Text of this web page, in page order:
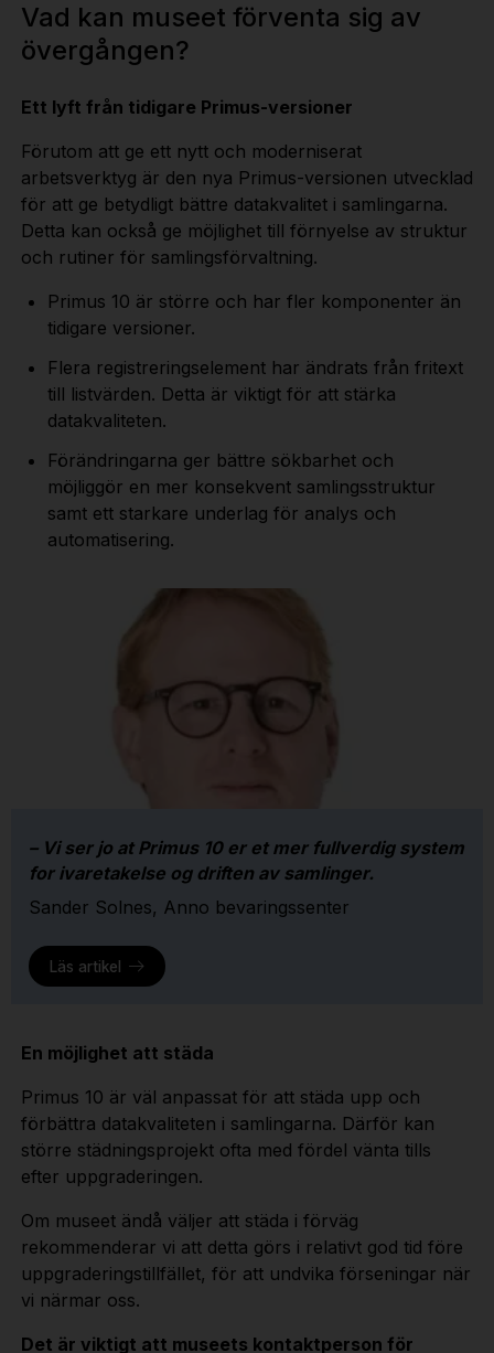
Vad kan museet förventa sig av
övergången?
Ett lyft från tidigare Primus-versioner
Förutom att ge ett nytt och moderniserat
arbetsverktyg är den nya Primus-versionen utvecklad
för att ge betydligt bättre datakvalitet i samlingarna.
Detta kan också ge möjlighet till förnyelse av struktur
och rutiner för samlingsförvaltning.
Primus 10 är större och har fler komponenter än
tidigare versioner.
Flera registreringselement har ändrats från fritext
till listvärden. Detta är viktigt för att stärka
datakvaliteten.
Förändringarna ger bättre sökbarhet och
möjliggör en mer konsekvent samlingsstruktur
samt ett starkare underlag för analys och
automatisering.
– Vi ser jo at Primus 10 er et mer fullverdig system
for ivaretakelse og driften av samlinger.
Sander Solnes, Anno bevaringssenter
Läs artikel
En möjlighet att städa
Primus 10 är väl anpassat för att städa upp och
förbättra datakvaliteten i samlingarna. Därför kan
större städningsprojekt ofta med fördel vänta tills
efter uppgraderingen.
Om museet ändå väljer att städa i förväg
rekommenderar vi att detta görs i relativt god tid före
uppgraderingstillfället, för att undvika förseningar när
vi närmar oss.
Det är viktigt att museets kontaktperson för